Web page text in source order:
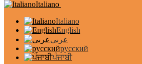
Italiano
Italiano
English
عربى
русский
ਪੰਜਾਬੀ